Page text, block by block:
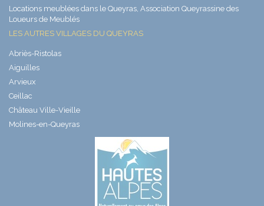
Locations meublées dans le Queyras, Association Queyrassine des
Loueurs de Meublés
LES AUTRES VILLAGES DU QUEYRAS
Abriès-Ristolas
Aiguilles
Arvieux
Ceillac
Château Ville-Vieille
Molines-en-Queyras